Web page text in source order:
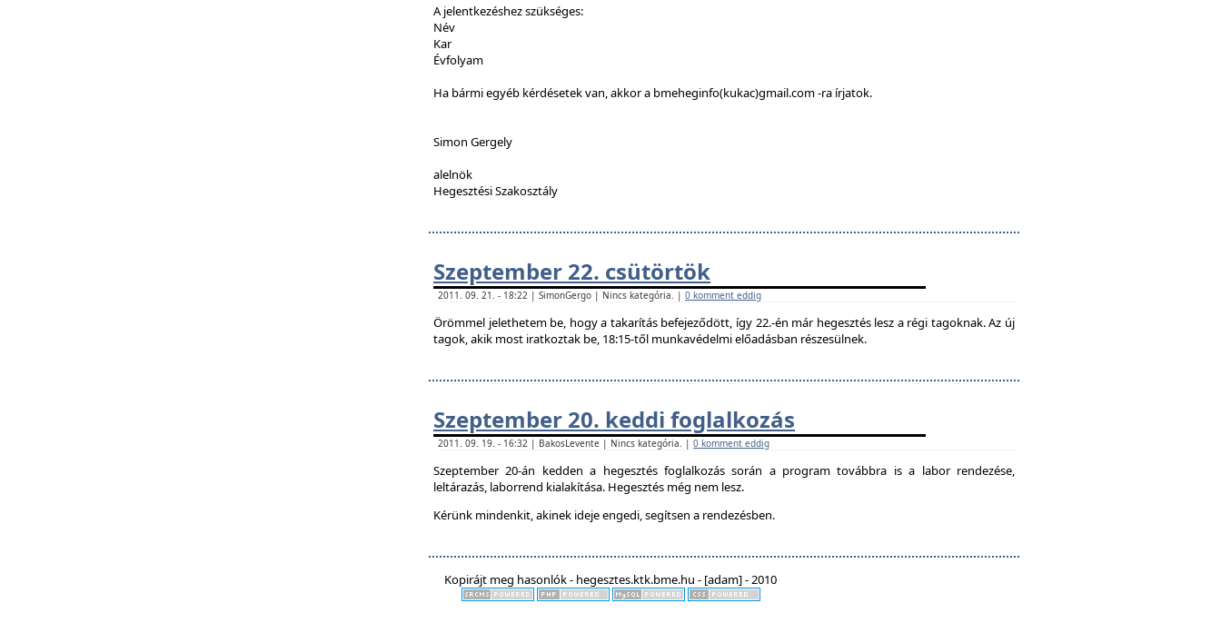
A jelentkezéshez szükséges:
Név
Kar
Évfolyam
Ha bármi egyéb kérdésetek van, akkor a bmeheginfo(kukac)gmail.com -ra írjatok.
Simon Gergely
alelnök
Hegesztési Szakosztály
Szeptember 22. csütörtök
2011. 09. 21. - 18:22 | SimonGergo | Nincs kategória. | 0 komment eddig
Örömmel jelethetem be, hogy a takarítás befejeződött, így 22.-én már hegesztés lesz a régi tagoknak. Az új
tagok, akik most iratkoztak be, 18:15-től munkavédelmi előadásban részesülnek.
Szeptember 20. keddi foglalkozás
2011. 09. 19. - 16:32 | BakosLevente | Nincs kategória. | 0 komment eddig
Szeptember 20-án kedden a hegesztés foglalkozás során a program továbbra is a labor rendezése,
leltárazás, laborrend kialakítása. Hegesztés még nem lesz.
Kérünk mindenkit, akinek ideje engedi, segítsen a rendezésben.
Kopirájt meg hasonlók - hegesztes.ktk.bme.hu - [adam] - 2010